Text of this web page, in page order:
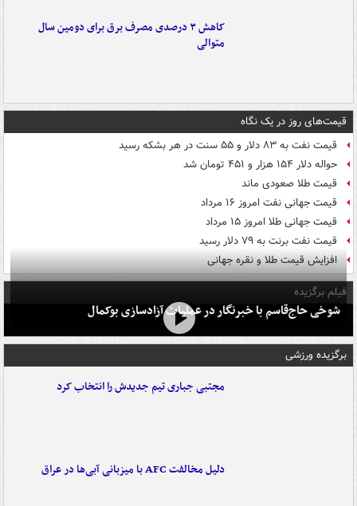
کاهش ۳ درصدی مصرف برق برای دومین سال
متوالی
قیمت‌های روز در یک نگاه
قیمت نفت به ۸۳ دلار و ۵۵ سنت در هر بشکه رسید
حواله دلار ۱۵۴ هزار و ۴۵۱ تومان شد
قیمت طلا صعودی ماند
قیمت جهانی نفت امروز ۱۶ مرداد
قیمت جهانی طلا امروز ۱۵ مرداد
قیمت نفت برنت به ۷۹ دلار رسید
افزایش قیمت طلا و نقره جهانی
فیلم برگزیده
شوخی حاج‌قاسم با خبرنگار در عملیات آزادسازی بوکمال
برگزیده ورزشی
مجتبی جباری تیم جدیدش را انتخاب کرد
دلیل مخالفت AFC با میزبانی آبی‌ها در عراق